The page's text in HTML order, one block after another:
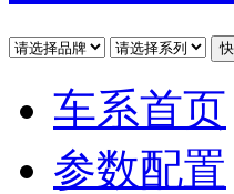
车系首页
参数配置